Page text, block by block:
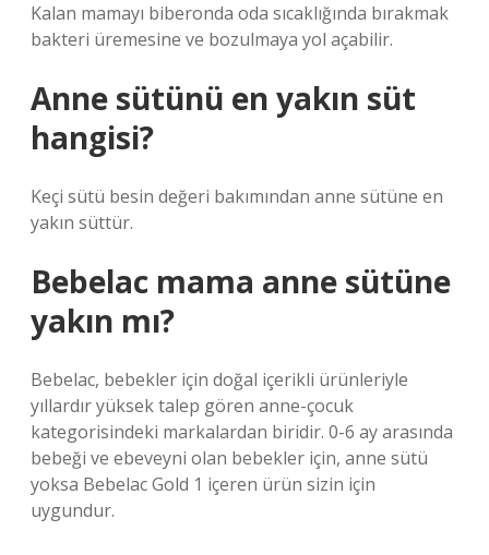
Kalan mamayı biberonda oda sıcaklığında bırakmak
bakteri üremesine ve bozulmaya yol açabilir.
Anne sütünü en yakın süt
hangisi?
Keçi sütü besin değeri bakımından anne sütüne en
yakın süttür.
Bebelac mama anne sütüne
yakın mı?
Bebelac, bebekler için doğal içerikli ürünleriyle
yıllardır yüksek talep gören anne-çocuk
kategorisindeki markalardan biridir. 0-6 ay arasında
bebeği ve ebeveyni olan bebekler için, anne sütü
yoksa Bebelac Gold 1 içeren ürün sizin için
uygundur.